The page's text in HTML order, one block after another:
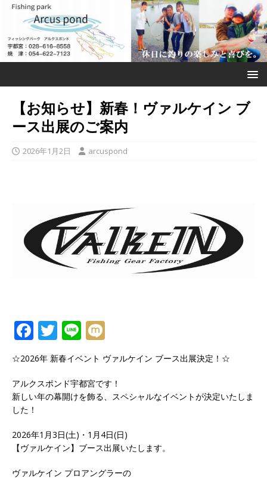
【お知らせ】新春！ヴァルケイン ブ
ース出展のご案内
2026年1月2日 arcuspond
F
a
c
e
b
o
o
k
T
w
it
te
r
Li
n
e
ix
i
☆2026年 新春イベント ヴァルケイン ブース出展決定！☆
アルクスポンド宇都宮です！
新しい年の幕開けを飾る、スペシャルなイベントが決定いたしま
した！
2026年1月3日(土)・1月4日(日)
【ヴァルケイン】ブース出展いたします。
ヴァルケイン プロアングラーの